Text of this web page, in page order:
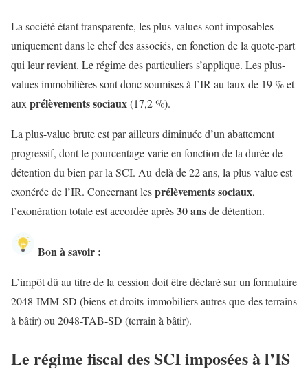
La société étant transparente, les plus-values sont imposables
uniquement dans le chef des associés, en fonction de la quote-part
qui leur revient. Le régime des particuliers s’applique. Les plus-
values immobilières sont donc soumises à l’IR au taux de 19 % et
aux prélèvements sociaux(17,2 %).
La plus-value brute est par ailleurs diminuée d’un abattement
progressif, dont le pourcentage varie en fonction de la durée de
détention du bien par la SCI. Au-delà de 22 ans, la plus-value est
exonérée de l’IR. Concernant lesprélèvements sociaux,
l’exonération totale est accordée après30 ansde détention.
Bon à savoir :
L’impôt dû au titre de la cession doit être déclaré sur un formulaire
2048-IMM-SD (biens et droits immobiliers autres que des terrains
à bâtir) ou 2048-TAB-SD (terrain à bâtir).
Le régime fiscal des SCI imposées à l’IS